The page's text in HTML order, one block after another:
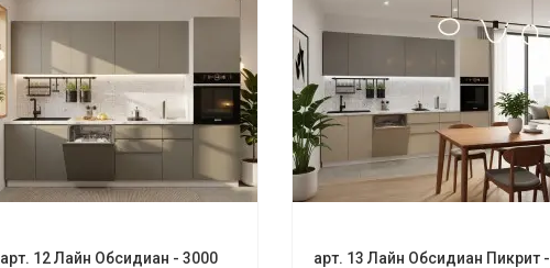
арт. 12 Лайн Обсидиан - 3000
арт. 13 Лайн Обсидиан Пикрит -